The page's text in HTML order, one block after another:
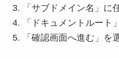
「サブドメイン名」に
「ドキュメントルート
「確認画面へ進む」を